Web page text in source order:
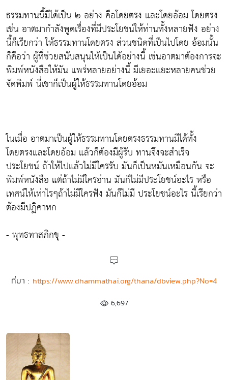
ธรรมทานนี้มีได้เป็น ๒ อย่าง คือโดยตรง และโดยอ้อม โดยตรง
เช่น อาตมากำลังพูดเรื่องที่มีประโยชน์ให้ท่านทั้งหลายฟัง อย่าง
นี้ก็เรียกว่า ให้ธรรมทานโดยตรง ส่วนชนิดที่เป็นไปโดย อ้อมนั้น
ก็คือว่า ผู้ที่ช่วยสนับสนุนให้เป็นได้อย่างนี้ เช่นอาตมาต้องการจะ
พิมพ์หนังสือให้มัน แพร่หลายอย่างนี้ มีเยอะแยะหลายคนช่วย
จัดพิมพ์ นี่เขาก็เป็นผู้ให้ธรรมทานโดยอ้อม
ในเมื่อ อาตมาเป็นผู้ให้ธรรมทานโดยตรงธรรมทานมีได้ทั้ง
โดยตรงและโดยอ้อม แล้วก็ต้องมีผู้รับ ทานจึงจะสำเร็จ
ประโยชน์ ถ้าให้ไปแล้วไม่มีใครรับ มันก็เป็นหมันเหมือนกัน จะ
พิมพ์หนังสือ แต่ถ้าไม่มีใครอ่าน มันก็ไม่มีประโยชน์อะไร หรือ
เทศน์ให้เท่าไรๆถ้าไม่มีใครฟัง มันก็ไม่มี ประโยชน์อะไร นี้เรียกว่า
ต้องมีปฏิคาหก
- พุทธทาสภิกขุ -
ที่มา : https://www.dhammathai.org/thana/dbview.php?No=4
6,697